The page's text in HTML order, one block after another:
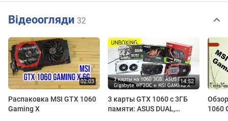
Відеоогляди 32
Распаковка MSI GTX 1060
Gaming X
3 карты GTX 1060 с 3ГБ
памяти: ASUS DUAL,
1060